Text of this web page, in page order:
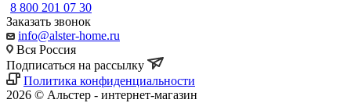
8 800 201 07 30
Заказать звонок
info@alster-home.ru
Вся Россия
Подписаться на рассылку
Политика конфиденциальности
2026 © Альстер - интернет-магазин